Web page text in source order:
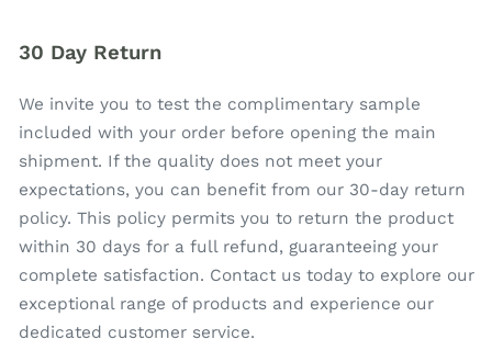
30 Day Return
We invite you to test the complimentary sample
included with your order before opening the main
shipment. If the quality does not meet your
expectations, you can benefit from our 30-day return
policy. This policy permits you to return the product
within 30 days for a full refund, guaranteeing your
complete satisfaction. Contact us today to explore our
exceptional range of products and experience our
dedicated customer service.